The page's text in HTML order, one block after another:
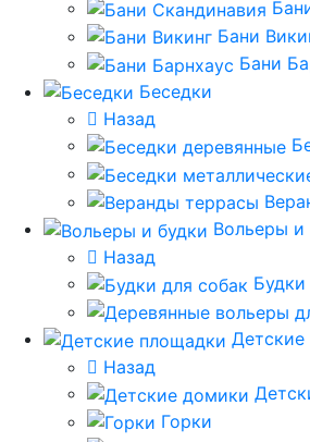
Бани
Бани
Беседки
Назад
Вольеры и
Назад
Будки
Назад
Горки